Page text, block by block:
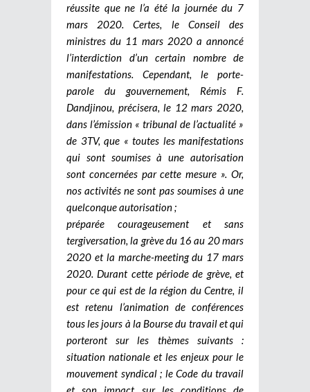
réussite que ne l’a été la journée du 7
mars 2020. Certes, le Conseil des
ministres du 11 mars 2020 a annoncé
l’interdiction d’un certain nombre de
manifestations. Cependant, le porte-
parole du gouvernement, Rémis F.
Dandjinou, précisera, le 12 mars 2020,
dans l’émission « tribunal de l’actualité »
de 3TV, que « toutes les manifestations
qui sont soumises à une autorisation
sont concernées par cette mesure ». Or,
nos activités ne sont pas soumises à une
quelconque autorisation ;
préparée courageusement et sans
tergiversation, la grève du 16 au 20 mars
2020 et la marche-meeting du 17 mars
2020. Durant cette période de grève, et
pour ce qui est de la région du Centre, il
est retenu l’animation de conférences
tous les jours à la Bourse du travail et qui
porteront sur les thèmes suivants :
situation nationale et les enjeux pour le
mouvement syndical ; le Code du travail